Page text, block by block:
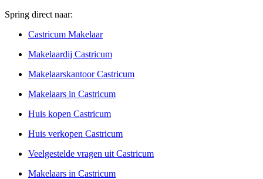
Spring direct naar:
Castricum Makelaar
Makelaardij Castricum
Makelaarskantoor Castricum
Makelaars in Castricum
Huis kopen Castricum
Huis verkopen Castricum
Veelgestelde vragen uit Castricum
Makelaars in Castricum